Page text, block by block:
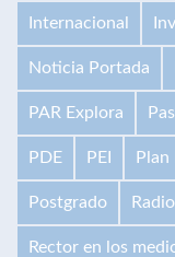
Internacional
Noticia Portada
PAR Explora
PDE PEI
Postgrado
Rector en los